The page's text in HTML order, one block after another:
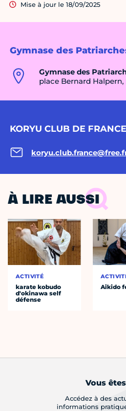
Gymnase des
Gymnase des
place Bernard Halpern,
KORYU CLUB DE
Mise à jour le 18/09/2025
À LIRE AUSSI
ACTIVITÉ
karate kobudo
d'okinawa self
défense
Aikido
Vous
Accédez à des
informations